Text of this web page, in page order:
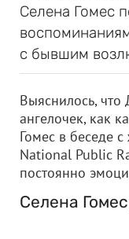
Селена Гомес
с бывшим
Выяснилось,
ангелочек, как
Гомес в беседе
National Public
постоянно
Селена